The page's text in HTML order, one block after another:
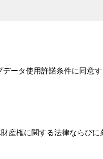
ータ使用許諾条件に同意
産権に関する法律ならびに